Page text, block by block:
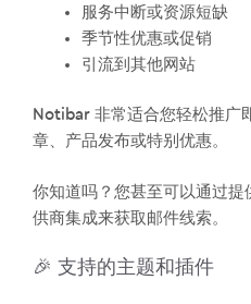
服务中断或资源短缺
季节性优惠或促销
引流到其他网站
Notibar 非常适合您轻松推广
章、产品发布或特别优惠。
你知道吗？您甚至可以通过提
供商集成来获取邮件线索。
🎉 支持的主题和插件